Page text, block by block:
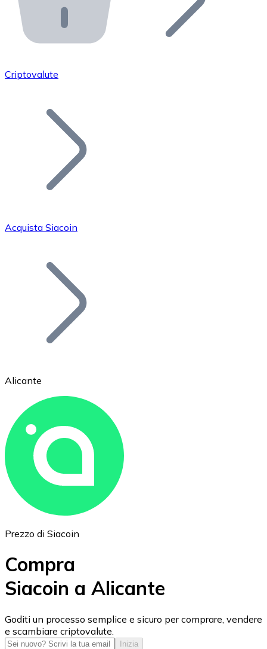
API Bitnovo
Integra la nostra API nel tuo ecosistema.
Unisciti alla nostra rete di rivenditori e
Aggiungi il token del tuo progetto al nostro servizio di
Bitcoin
Ethereum
ETH
USD Coin
USDC
Criptovalute
Acquista Siacoin
Alicante
Prezzo di Siacoin
Compra
Siacoin a Alicante
Goditi un processo semplice e sicuro per comprare, vendere
e scambiare criptovalute.
Inizia